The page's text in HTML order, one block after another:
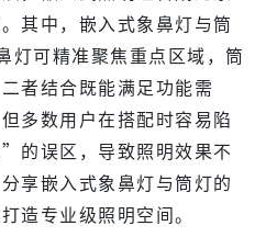
其中，嵌入式象鼻灯与筒
可精准聚焦重点区域，筒
者结合既能满足功能需
多数用户在搭配时容易陷
的误区，导致照明效果不
享嵌入式象鼻灯与筒灯的
造专业级照明空间。